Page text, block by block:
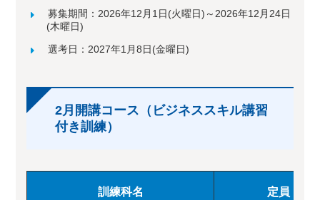
募集期間：2026年12月1日(火曜日)～2026年12月24日
(木曜日)
選考日：2027年1月8日(金曜日)
2月開講コース（ビジネススキル講習
付き訓練）
訓練科名 定員